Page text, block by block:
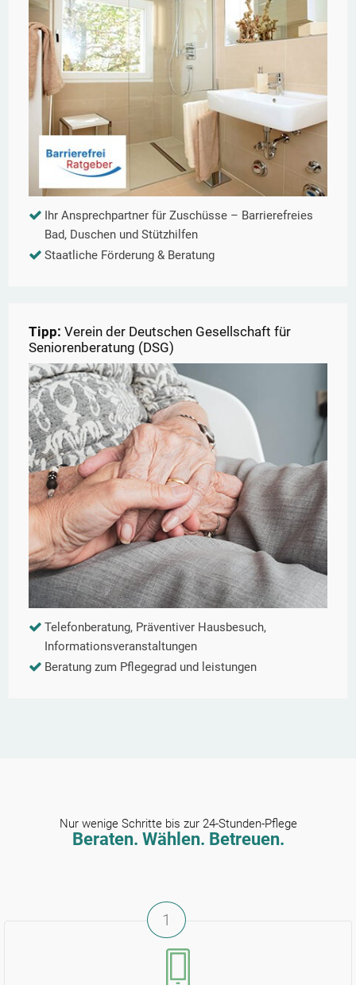
Ihr Ansprechpartner für Zuschüsse – Barrierefreies
Bad, Duschen und Stützhilfen
Staatliche Förderung & Beratung
Tipp: Verein der Deutschen Gesellschaft für
Seniorenberatung (DSG)
Telefonberatung, Präventiver Hausbesuch,
Informationsveranstaltungen
Beratung zum Pflegegrad und leistungen
Nur wenige Schritte bis zur 24-Stunden-Pflege
Beraten. Wählen. Betreuen.
1